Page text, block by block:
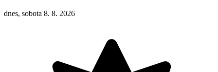
dnes, sobota 8. 8. 2026